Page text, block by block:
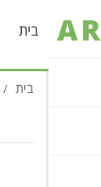
בית
בית /